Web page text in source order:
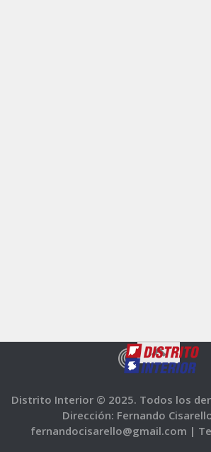
Distrito Interior © 2025. Todos los
Dirección: Fernando
fernandocisarello@gmail.com |